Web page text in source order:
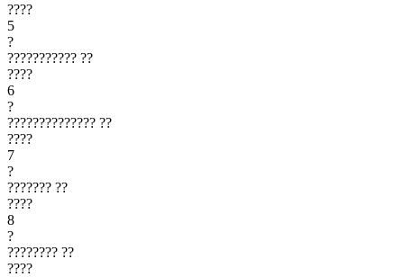
????
5
?
??????????? ??
????
6
?
?????????????? ??
????
7
?
??????? ??
????
8
?
???????? ??
????